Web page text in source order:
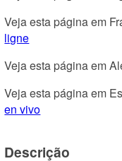
Veja esta página em
ligne
Veja esta página em
Veja esta página em
en vivo
Descrição